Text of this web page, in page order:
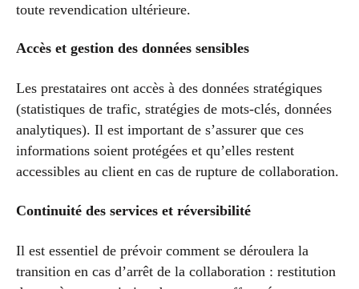
toute revendication ultérieure.
Accès et gestion des données sensibles
Les prestataires ont accès à des données stratégiques
(statistiques de trafic, stratégies de mots-clés, données
analytiques). Il est important de s’assurer que ces
informations soient protégées et qu’elles restent
accessibles au client en cas de rupture de collaboration.
Continuité des services et réversibilité
Il est essentiel de prévoir comment se déroulera la
transition en cas d’arrêt de la collaboration : restitution